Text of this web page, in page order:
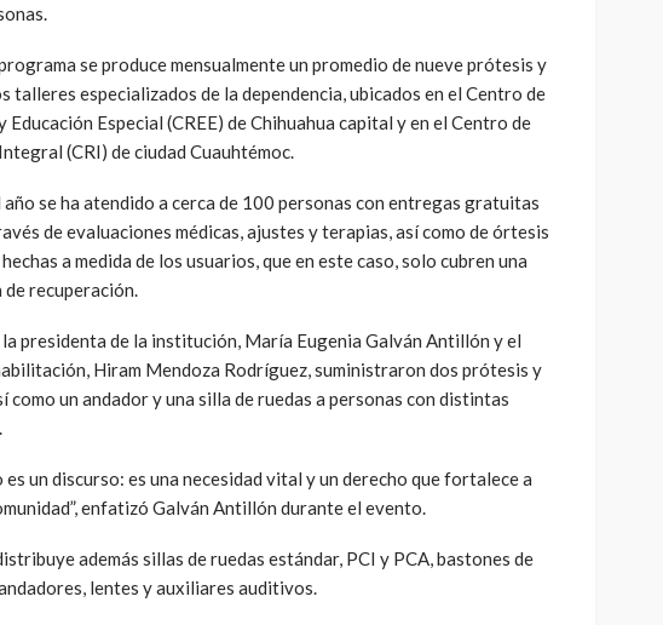
se produce mensualmente un promedio de nueve prótesis y
talleres especializados de la dependencia, ubicados en el Centro de
Educación Especial (CREE) de Chihuahua capital y en el Centro de
(CRI) de ciudad Cuauhtémoc.
año se ha atendido a cerca de 100 personas con entregas gratuitas
de evaluaciones médicas, ajustes y terapias, así como de órtesis
a medida de los usuarios, que en este caso, solo cubren una
recuperación.
presidenta de la institución, María Eugenia Galván Antillón y el
Hiram Mendoza Rodríguez, suministraron dos prótesis y
como un andador y una silla de ruedas a personas con distintas
es un discurso: es una necesidad vital y un derecho que fortalece a
enfatizó Galván Antillón durante el evento.
además sillas de ruedas estándar, PCI y PCA, bastones de
lentes y auxiliares auditivos.